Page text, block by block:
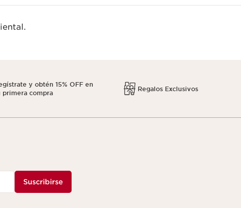
y obtén 15% OFF en
primera compra
Regalos Exclusivos
Suscribirse